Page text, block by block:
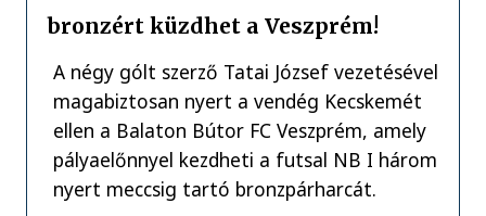
bronzért küzdhet a Veszprém!
A négy gólt szerző Tatai József vezetésével
magabiztosan nyert a vendég Kecskemét
ellen a Balaton Bútor FC Veszprém, amely
pályaelőnnyel kezdheti a futsal NB I három
nyert meccsig tartó bronzpárharcát.